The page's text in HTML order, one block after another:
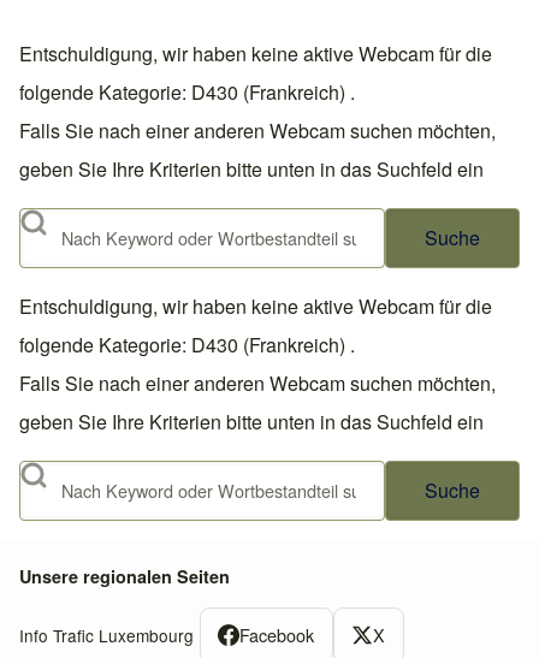
Entschuldigung, wir haben keine aktive Webcam für die
folgende Kategorie: D430 (Frankreich) .
Falls Sie nach einer anderen Webcam suchen möchten,
geben Sie Ihre Kriterien bitte unten in das Suchfeld ein
Suche
Entschuldigung, wir haben keine aktive Webcam für die
folgende Kategorie: D430 (Frankreich) .
Falls Sie nach einer anderen Webcam suchen möchten,
geben Sie Ihre Kriterien bitte unten in das Suchfeld ein
Suche
Unsere regionalen Seiten
Info Trafic Luxembourg Facebook X